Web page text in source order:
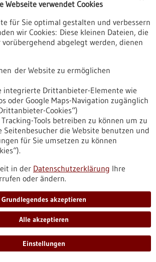
13.06.2023
des EU-
Früher Marktzugang und
müssen kein Widerspruch
hat am 26. April einen Vorschlag für die
in der Europäischen Union
das IQWiG nun Stellung stimmt.
gesundheitswirtschaft.bio-
und-
revision-des-eu-arzneimittelrechts-
und-robuste-evidenz-muessen-kein-
internationale Kooperation
In-vivo-Diagnostik
Kooperationsprojekt
für die In-vitro- und In-vivo-
startet im Rahmen des
Webseite verwendet Cookies
für Sie optimal gestalten und verbessern
wir Cookies: Diese kleinen Dateien, die
abgelegt werden, dienen
der Website zu ermöglichen
integrierte Drittanbieter-Elemente wie
oder Google Maps-Navigation zugänglich
Cookies“)
Tools betreiben zu können um zu
Seitenbesucher die Website benutzen und
für Sie umsetzen zu können
in der Datenschutzerklärung Ihre
oder ändern.
Grundlegendes akzeptieren
Alle akzeptieren
Einstellungen